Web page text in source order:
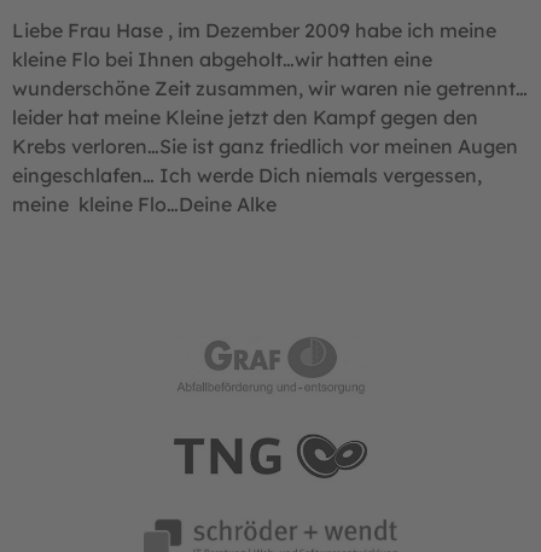
Liebe Frau Hase , im Dezember 2009 habe ich meine
kleine Flo bei Ihnen abgeholt…wir hatten eine
wunderschöne Zeit zusammen, wir waren nie getrennt…
leider hat meine Kleine jetzt den Kampf gegen den
Krebs verloren…Sie ist ganz friedlich vor meinen Augen
eingeschlafen… Ich werde Dich niemals vergessen,
meine kleine Flo…Deine Alke